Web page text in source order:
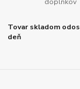
Tovar skladom
deň